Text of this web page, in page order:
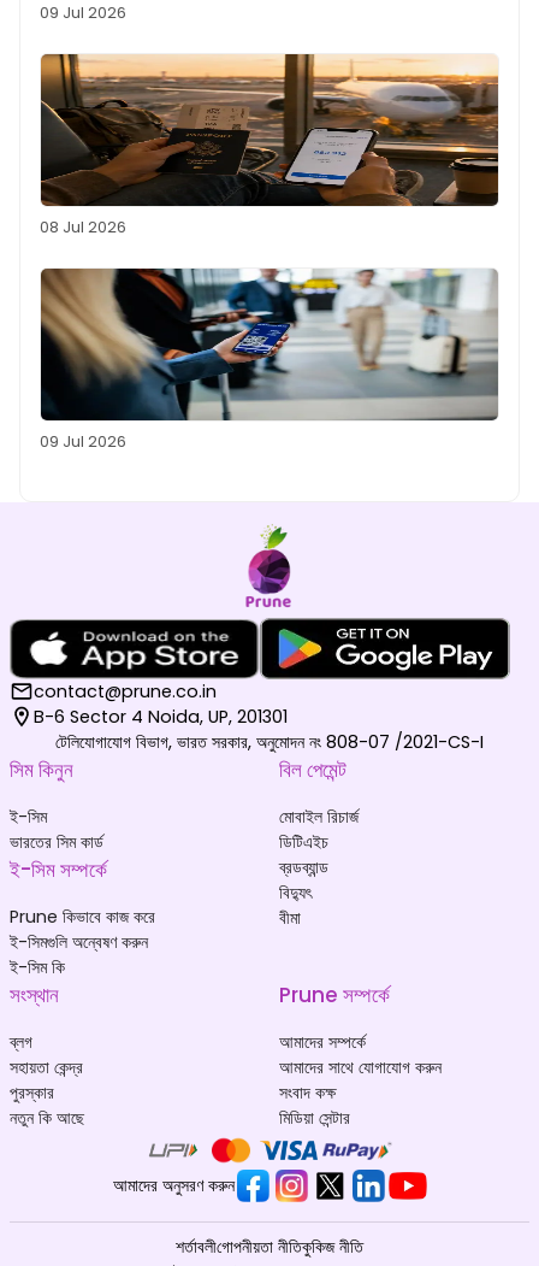
09 Jul 2026
08 Jul 2026
09 Jul 2026
contact@prune.co.in
B-6 Sector 4 Noida, UP, 201301
টেলিযোগাযোগ বিভাগ, ভারত সরকার, অনুমোদন নং 808-07 /2021-CS-I
সিম কিনুন
ই-সিম
ভারতের সিম কার্ড
ই-সিম সম্পর্কে
Prune কিভাবে কাজ করে
ই-সিমগুলি অন্বেষণ করুন
ই-সিম কি
বিল পেমেন্ট
মোবাইল রিচার্জ
ডিটিএইচ
ব্রডব্যান্ড
বিদ্যুৎ
বীমা
সংস্থান
ব্লগ
সহায়তা কেন্দ্র
পুরস্কার
নতুন কি আছে
Prune সম্পর্কে
আমাদের সম্পর্কে
আমাদের সাথে যোগাযোগ করুন
সংবাদ কক্ষ
মিডিয়া সেন্টার
আমাদের অনুসরণ করুন
শর্তাবলীগোপনীয়তা নীতিকুকিজ নীতি